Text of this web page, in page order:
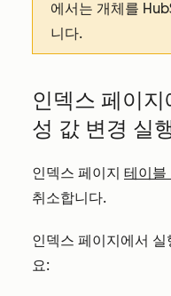
에서는 개체를
니다.
인덱스 페이
성 값 변경 실
인덱스 페이지 테이블
취소합니다.
인덱스 페이지에서
요: